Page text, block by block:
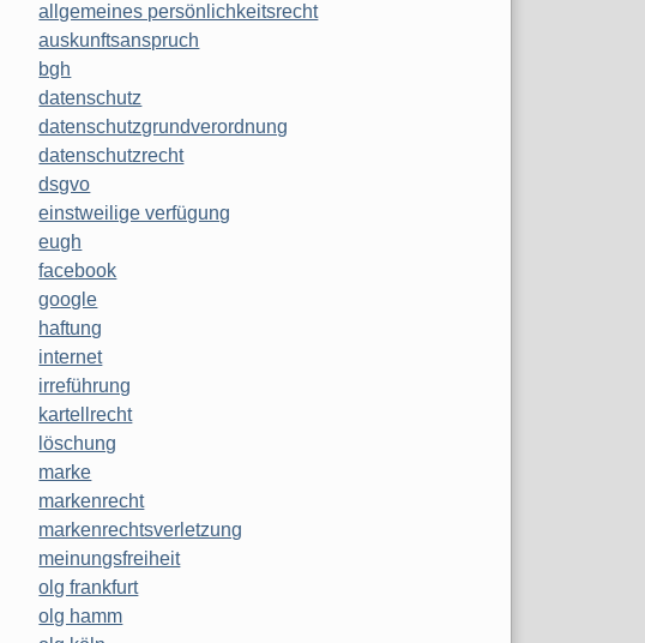
allgemeines persönlichkeitsrecht
auskunftsanspruch
bgh
datenschutz
datenschutzgrundverordnung
datenschutzrecht
dsgvo
einstweilige verfügung
eugh
facebook
google
haftung
internet
irreführung
kartellrecht
löschung
marke
markenrecht
markenrechtsverletzung
meinungsfreiheit
olg frankfurt
olg hamm